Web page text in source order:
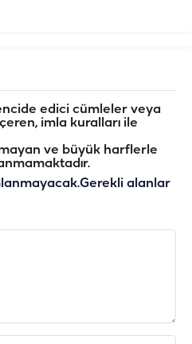
edici cümleler veya
imla kuralları ile
ve büyük harflerle
Gerekli alanlar